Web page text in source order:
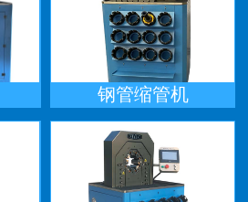
钢管缩管机